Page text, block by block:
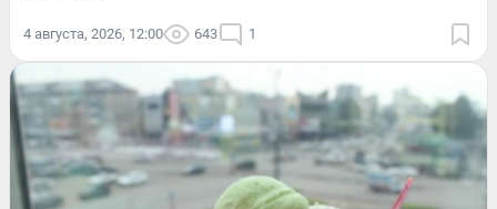
4 августа, 2026, 12:00 643 1